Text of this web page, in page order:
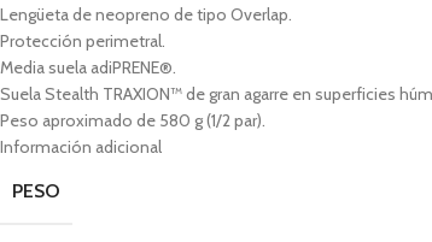
Lengüeta de neopreno de tipo Overlap.
Protección perimetral.
Media suela adiPRENE®.
Suela Stealth TRAXION™ de gran agarre en superficies
Peso aproximado de 580 g (1/2 par).
Información adicional
PESO